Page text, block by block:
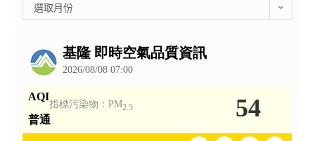
整
選取月份